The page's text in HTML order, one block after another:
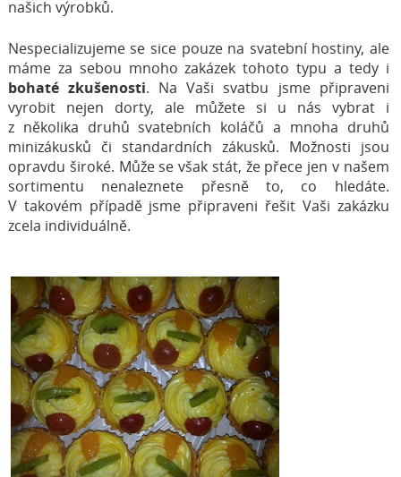
našich výrobků.
Nespecializujeme se sice pouze na svatební hostiny, ale
máme za sebou mnoho zakázek tohoto typu a tedy i
bohaté zkušenosti. Na Vaši svatbu jsme připraveni
vyrobit nejen dorty, ale můžete si u nás vybrat i
z několika druhů svatebních koláčů a mnoha druhů
minizákusků či standardních zákusků. Možnosti jsou
opravdu široké. Může se však stát, že přece jen v našem
sortimentu nenaleznete přesně to, co hledáte.
V takovém případě jsme připraveni řešit Vaši zakázku
zcela individuálně.